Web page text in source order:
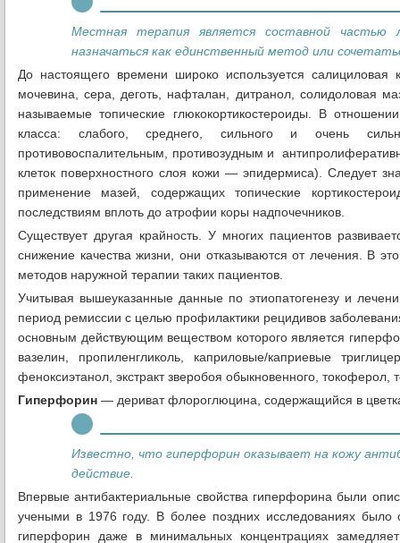
Местная терапия является составной
назначаться как единственный метод или
До настоящего времени широко используется салициловая
мочевина, сера, деготь, нафталан, дитранол, солидоловая
называемые топические глюкокортикостероиды. В
класса: слабого, среднего, сильного и очень
противовоспалительным, противозудным и
клеток поверхностного слоя кожи — эпидермиса). Следует
применение мазей, содержащих топические
последствиям вплоть до атрофии коры надпочечников.
Существует другая крайность. У многих пациентов
снижение качества жизни, они отказываются от лечения. В
методов наружной терапии таких пациентов.
Учитывая вышеуказанные данные по этиопатогенезу и
период ремиссии с целью профилактики рецидивов
основным действующим веществом которого является
вазелин, пропиленгликоль, каприловые/каприевые
феноксиэтанол, экстракт зверобоя обыкновенного, токоферол,
Гиперфорин — дериват флороглюцина, содержащийся в
Известно, что гиперфорин оказывает на кожу
действие.
Впервые антибактериальные свойства гиперфорина были
учеными в 1976 году. В более поздних исследованиях было
гиперфорин даже в минимальных концентрациях